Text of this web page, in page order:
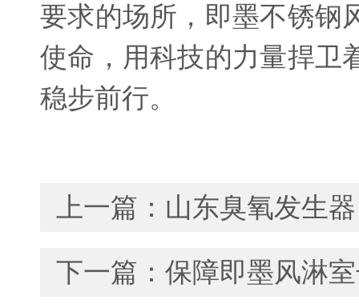
要求的场所，即墨不锈钢
使命，用科技的力量捍卫
稳步前行。
上一篇： 山东臭氧发生
下一篇： 保障即墨风淋